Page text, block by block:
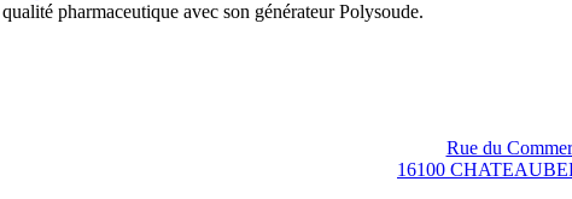
pharmaceutique avec son générateur Polysoude.
Rue du
16100